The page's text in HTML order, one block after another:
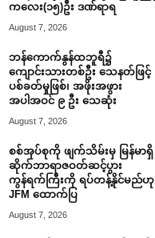
ကလေး(၁၅)ဦး ဒဏ်ရာရ
August 7, 2026
ဘန်ကောက်နွန်ထဘူရီ၌
ကျောင်းသားတစ်ဦး သေနတ်ဖြင့်
ပစ်ခတ်မှုဖြစ်၊ အဖိုးအဖွား
အပါအဝင် ၉ ဦး သေဆုံး
August 7, 2026
စစ်အုပ်စုကို ဖျက်သိမ်းမှ မြန်မာရှိ
ဆိုက်ဘာရာဇဝတ်ဆင့်ပွား
ကွန်ရက်ကြီးကို ရပ်တန့်နိုင်မည်ဟု
JFM ထောက်ပြ
August 7, 2026